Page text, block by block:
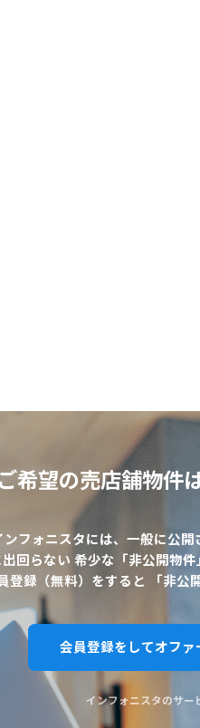
ご希望の売店舗物件
ンフォニスタには、一般に公
回らない 希少な「非公開物
登録（無料）をすると 「非公
会員登録をしてオファ
インフォニスタのサー
該当物件数
を全て選択してください。（例：「JR山手線 新宿